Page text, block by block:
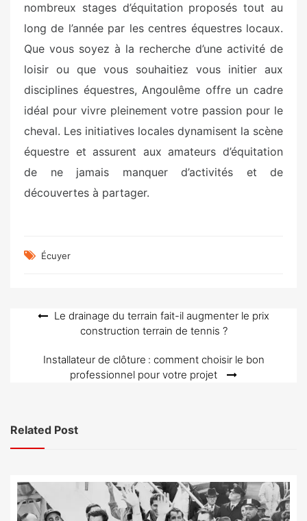
nombreux stages d’équitation proposés tout au
long de l’année par les centres équestres locaux.
Que vous soyez à la recherche d’une activité de
loisir ou que vous souhaitiez vous initier aux
disciplines équestres, Angoulême offre un cadre
idéal pour vivre pleinement votre passion pour le
cheval. Les initiatives locales dynamisent la scène
équestre et assurent aux amateurs d’équitation
de ne jamais manquer d’activités et de
découvertes à partager.
Écuyer
Navigation
l’article
Le drainage du terrain fait-il augmenter le prix
construction terrain de tennis ?
Installateur de clôture : comment choisir le bon
professionnel pour votre projet
Related Post